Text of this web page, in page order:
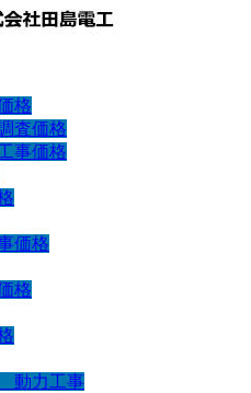
格
査価格
事価格
価格
格
動力工事